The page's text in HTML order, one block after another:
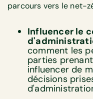
parcours vers le net-
Influencer le
comment les
parties
influencer de
décisions